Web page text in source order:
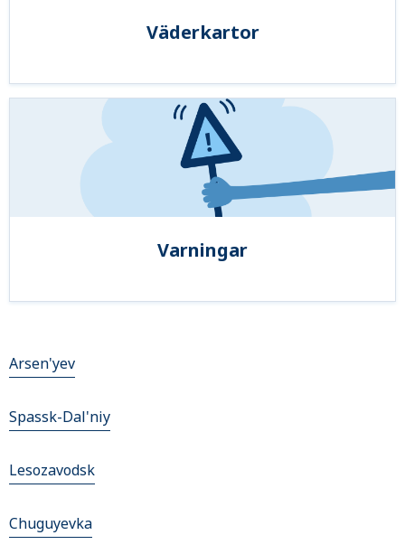
Väderkartor
Varningar
Arsen'yev
Spassk-Dal'niy
Lesozavodsk
Chuguyevka